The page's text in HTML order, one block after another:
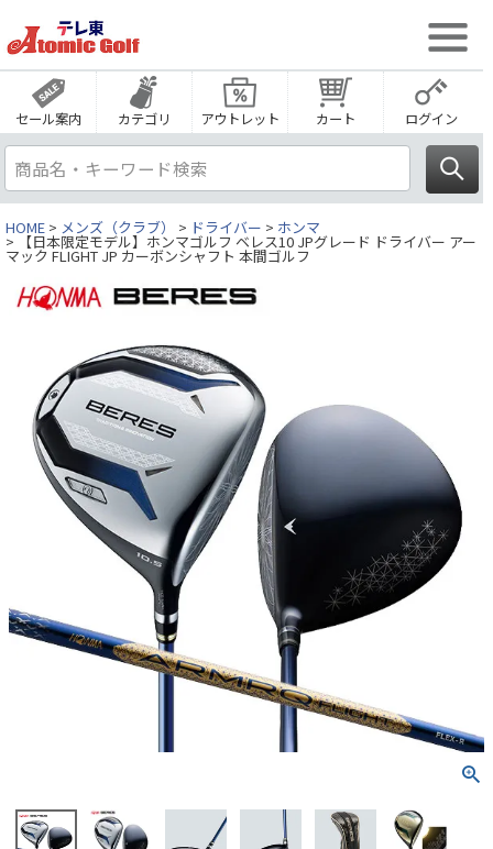
セール案内 カテゴリ アウトレット カート ログイン
HOME メンズ（クラブ） ドライバー ホンマ
【日本限定モデル】ホンマゴルフ ベレス10 JPグレード ドライバー アー
マック FLIGHT JP カーボンシャフト 本間ゴルフ